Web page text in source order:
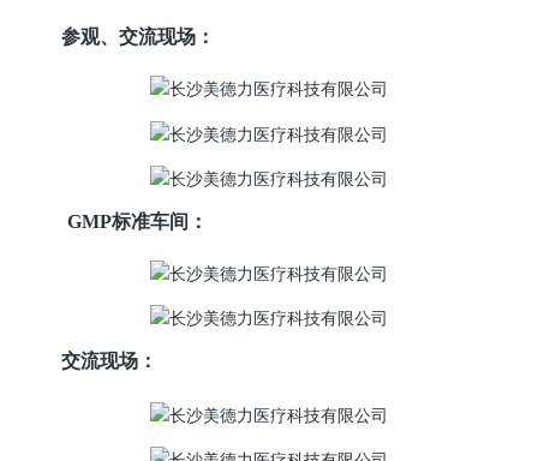
参观、交流现场：
GMP标准车间：
交流现场：